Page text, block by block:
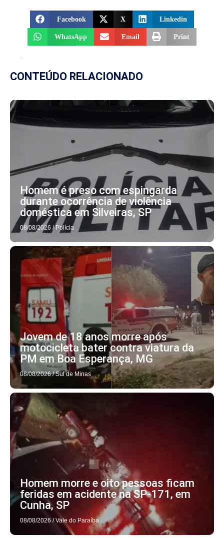
Facebook X Linkedin
WhatsApp Email Print
CONTEÚDO RELACIONADO
Homem é preso com espingarda
durante ocorrência de violência
doméstica em Silveiras, SP
08/08/2026 / Polícia
Jovem de 18 anos morre após
motocicleta bater contra viatura da
PM em Boa Esperança, MG
08/08/2026 / Sul de Minas
Homem morre e oito pessoas ficam
feridas em acidente na SP-171, em
Cunha, SP
08/08/2026 / Vale do Paraíba